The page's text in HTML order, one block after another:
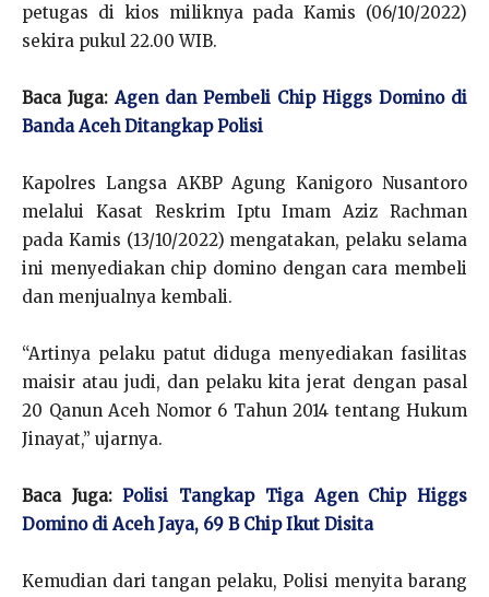
petugas di kios miliknya pada Kamis (06/10/2022)
sekira pukul 22.00 WIB.
Baca Juga: Agen dan Pembeli Chip Higgs Domino di
Banda Aceh Ditangkap Polisi
Kapolres Langsa AKBP Agung Kanigoro Nusantoro
melalui Kasat Reskrim Iptu Imam Aziz Rachman
pada Kamis (13/10/2022) mengatakan, pelaku selama
ini menyediakan chip domino dengan cara membeli
dan menjualnya kembali.
“Artinya pelaku patut diduga menyediakan fasilitas
maisir atau judi, dan pelaku kita jerat dengan pasal
20 Qanun Aceh Nomor 6 Tahun 2014 tentang Hukum
Jinayat,” ujarnya.
Baca Juga:Polisi Tangkap Tiga Agen Chip Higgs
Domino di Aceh Jaya, 69 B Chip Ikut Disita
Kemudian dari tangan pelaku, Polisi menyita barang